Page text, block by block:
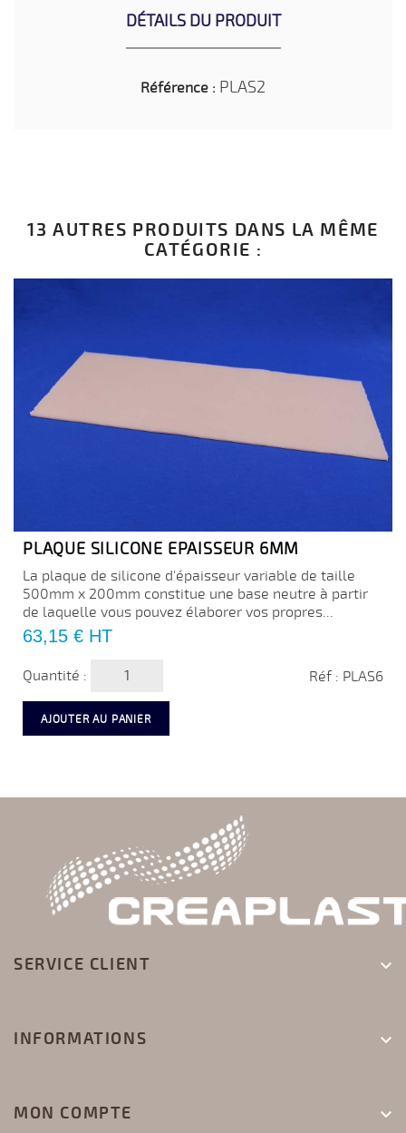
DÉTAILS DU PRODUIT
Référence : PLAS2
13 AUTRES PRODUITS DANS LA MÊME
CATÉGORIE :
PLAQUE SILICONE EPAISSEUR 6MM
La plaque de silicone d'épaisseur variable de taille
500mm x 200mm constitue une base neutre à partir
de laquelle vous pouvez élaborer vos propres...
Prix
63,15 € HT
Quantité : Réf : PLAS6
AJOUTER AU PANIER
SERVICE CLIENT 
INFORMATIONS 
MON COMPTE 